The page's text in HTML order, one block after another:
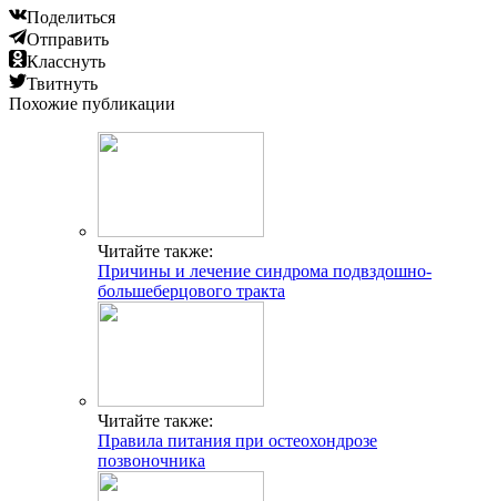
Поделиться
Отправить
Класснуть
Твитнуть
Похожие публикации
Читайте также:
Причины и лечение синдрома подвздошно-
большеберцового тракта
Читайте также:
Правила питания при остеохондрозе
позвоночника